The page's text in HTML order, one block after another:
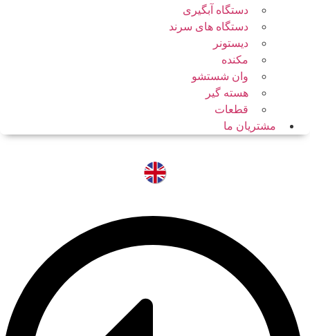
دستگاه آبگیری
دستگاه های سرند
دیستونر
مکنده
وان شستشو
هسته گیر
قطعات
مشتریان ما